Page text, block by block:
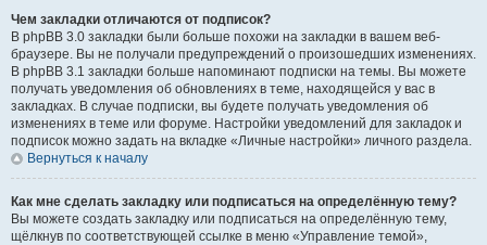
Чем закладки отличаются от подписок?
В phpBB 3.0 закладки были больше похожи на закладки в вашем веб-
браузере. Вы не получали предупреждений о произошедших изменениях.
В phpBB 3.1 закладки больше напоминают подписки на темы. Вы можете
получать уведомления об обновлениях в теме, находящейся у вас в
закладках. В случае подписки, вы будете получать уведомления об
изменениях в теме или форуме. Настройки уведомлений для закладок и
подписок можно задать на вкладке «Личные настройки» личного раздела.
Вернуться к началу
Как мне сделать закладку или подписаться на определённую тему?
Вы можете создать закладку или подписаться на определённую тему,
щёлкнув по соответствующей ссылке в меню «Управление темой»,